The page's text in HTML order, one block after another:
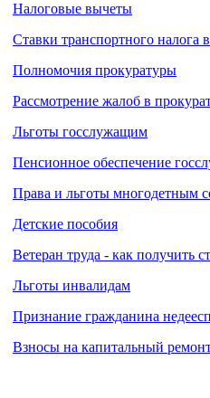
Налоговые вычеты
Ставки транспортного налога
Полномочия прокуратуры
Рассмотрение жалоб в
Льготы госслужащим
Пенсионное обеспечение
Права и льготы многодетным
Детские пособия
Ветеран труда - как получить
Льготы инвалидам
Признание гражданина
Взносы на капитальный